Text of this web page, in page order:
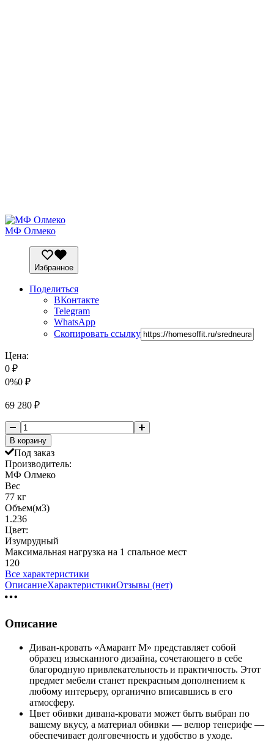
МФ Олмеко
Избранное
Поделиться
ВКонтакте
Telegram
WhatsApp
Скопировать ссылку
Цена:
0 ₽
0%0 ₽
69 280 ₽
В корзину
Под заказ
Производитель:
МФ Олмеко
Вес
77 кг
Объем(м3)
1.236
Цвет:
Изумрудный
Максимальная нагрузка на 1 спальное мест
120
Все характеристики
ОписаниеХарактеристикиОтзывы (нет)
Описание
Диван-кровать «Амарант М» представляет собой
образец изысканного дизайна, сочетающего в себе
благородную привлекательность и практичность. Этот
предмет мебели станет прекрасным дополнением к
любому интерьеру, органично вписавшись в его
атмосферу.
Цвет обивки дивана-кровати может быть выбран по
вашему вкусу, а материал обивки — велюр тенерифе —
обеспечивает долговечность и удобство в уходе.